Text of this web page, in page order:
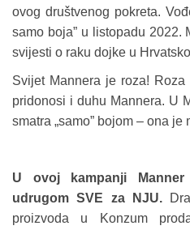
ovog društvenog pokreta.
samo boja” u listopadu 2022.
svijesti o raku dojke u
Svijet Mannera je roza!
pridonosi i duhu Mannera. U
smatra „samo” bojom – ona je
U ovoj kampanji
udrugom SVE za NJU.
proizvoda u Konzum